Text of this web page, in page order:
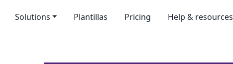
Solutions Plantillas Pricing Help & resources